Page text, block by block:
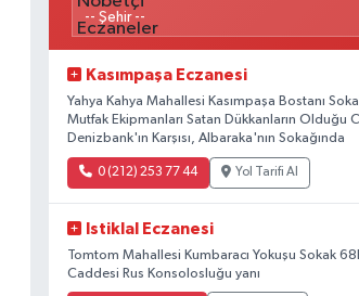
Kasımpaşa Eczanesi
Yahya Kahya Mahallesi Kasımpaşa Bostanı
Mutfak Ekipmanları Satan Dükkanların Olduğu
Denizbank'ın Karşısı, Albaraka'nın Sokağında
0 (212) 253 77 44 Yol Tarifi Al
Istiklal Eczanesi
Tomtom Mahallesi Kumbaracı Yokuşu Sokak
Caddesi Rus Konsolosluğu yanı